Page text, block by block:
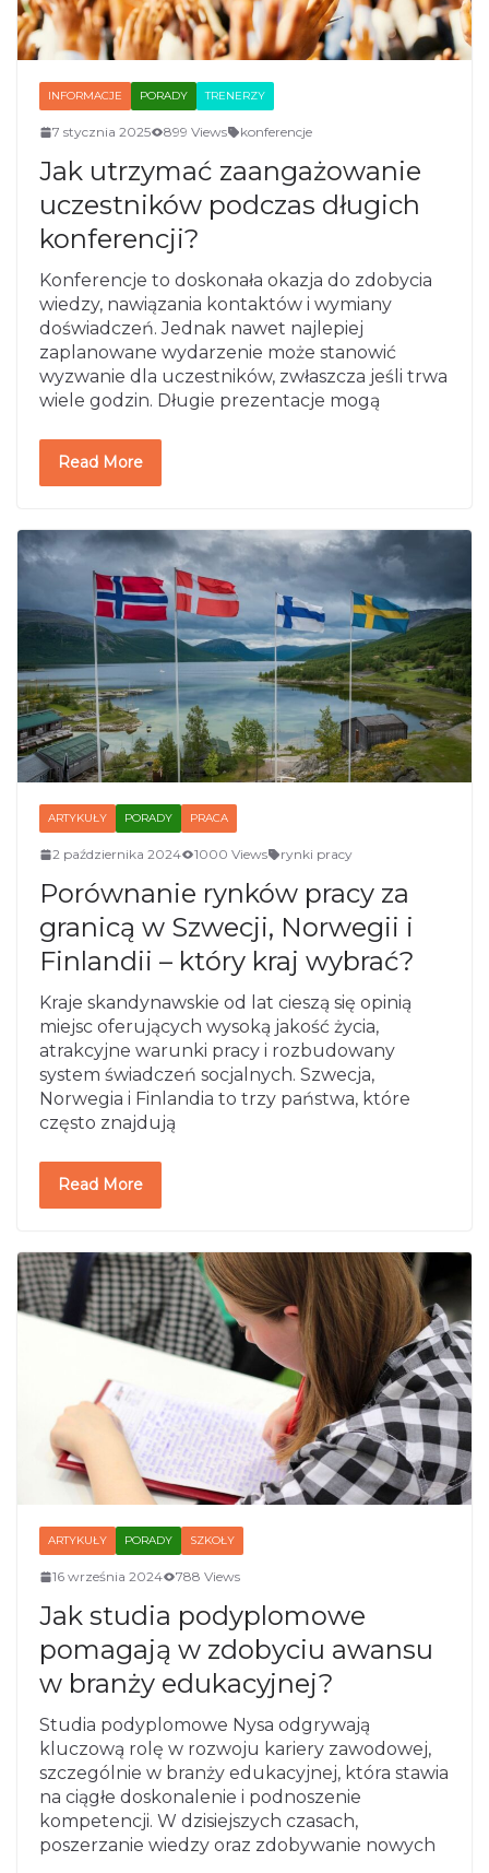
INFORMACJE PORADY TRENERZY
7 stycznia 2025 899 Views konferencje
Jak utrzymać zaangażowanie
uczestników podczas długich
konferencji?
Konferencje to doskonała okazja do zdobycia
wiedzy, nawiązania kontaktów i wymiany
doświadczeń. Jednak nawet najlepiej
zaplanowane wydarzenie może stanowić
wyzwanie dla uczestników, zwłaszcza jeśli trwa
wiele godzin. Długie prezentacje mogą
Read More
ARTYKUŁY PORADY PRACA
2 października 2024 1000 Views rynki pracy
Porównanie rynków pracy za
granicą w Szwecji, Norwegii i
Finlandii – który kraj wybrać?
Kraje skandynawskie od lat cieszą się opinią
miejsc oferujących wysoką jakość życia,
atrakcyjne warunki pracy i rozbudowany
system świadczeń socjalnych. Szwecja,
Norwegia i Finlandia to trzy państwa, które
często znajdują
Read More
ARTYKUŁY PORADY SZKOŁY
16 września 2024 788 Views
Jak studia podyplomowe
pomagają w zdobyciu awansu
w branży edukacyjnej?
Studia podyplomowe Nysa odgrywają
kluczową rolę w rozwoju kariery zawodowej,
szczególnie w branży edukacyjnej, która stawia
na ciągłe doskonalenie i podnoszenie
kompetencji. W dzisiejszych czasach,
poszerzanie wiedzy oraz zdobywanie nowych